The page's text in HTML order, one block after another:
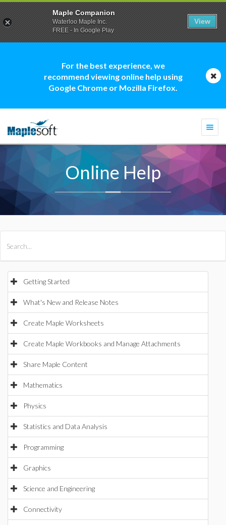
For the best experience, we
recommend viewing online help using
Google Chrome or Mozilla Firefox.
Online Help
Getting Started
What's New and Release Notes
Create Maple Worksheets
Create Maple Workbooks and Manage Attachments
Share Maple Content
Mathematics
Physics
Statistics and Data Analysis
Programming
Graphics
Science and Engineering
Connectivity
Maple Companion
Waterloo Maple Inc.
FREE - In Google Play
View